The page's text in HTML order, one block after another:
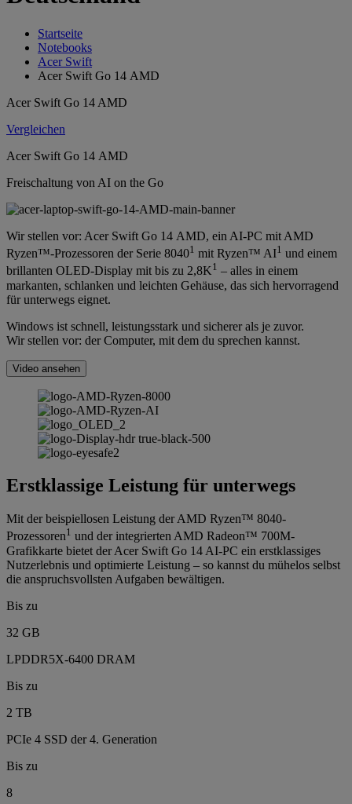
Startseite
Notebooks
Acer Swift
Acer Swift Go 14 AMD
Acer Swift Go 14 AMD
Vergleichen
Acer Swift Go 14 AMD
Freischaltung von AI on the Go
Wir stellen vor: Acer Swift Go 14 AMD, ein AI-PC mit AMD
Ryzen™-Prozessoren der Serie 80401 mit Ryzen™ AI1 und einem
brillanten OLED-Display mit bis zu 2,8K1 – alles in einem
markanten, schlanken und leichten Gehäuse, das sich hervorragend
für unterwegs eignet.
Windows ist schnell, leistungsstark und sicherer als je zuvor.
Wir stellen vor: der Computer, mit dem du sprechen kannst.
Video ansehen
Erstklassige Leistung für unterwegs
Mit der beispiellosen Leistung der AMD Ryzen™ 8040-
Prozessoren1 und der integrierten AMD Radeon™ 700M-
Grafikkarte bietet der Acer Swift Go 14 AI-PC ein erstklassiges
Nutzerlebnis und optimierte Leistung – so kannst du mühelos selbst
die anspruchsvollsten Aufgaben bewältigen.
Bis zu
32 GB
LPDDR5X-6400 DRAM
Bis zu
2 TB
PCIe 4 SSD der 4. Generation
Bis zu
8